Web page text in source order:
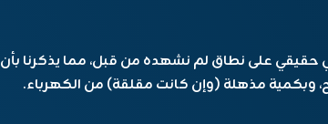
على نطاق لم نشهده من قبل، مما يذكرنا بأن
وبكمية مذهلة (وإن كانت مقلقة) من الكهرباء.